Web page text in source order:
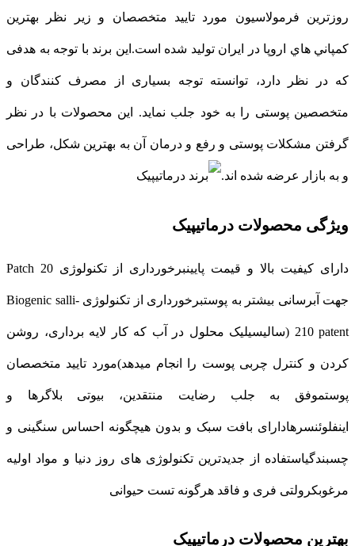
روزترين فرمولاسيون مورد تاييد متخصصان و زير نظر بهترين
كمپاني هاي اروپا در ايران توليد شده است.این برند با توجه به هدفی
که در نظر دارد، توانسته توجه بسیاری از مصرف کنندگان و
متخصصین پوستی را به خود جلب نماید. این محصولات با در نظر
گرفتن مشکلات پوستی و رفع و درمان آن به بهترین شکل، طراحی
و به بازار عرضه شده اند.
ویژگی محصولات درماتیپیک
دارای کیفیت بالا و قیمت پایینبرخورداری از تکنولوژی Patch 20
جهت آبرسانی بیشتر به پوستبرخورداری از تکنولوژی Biogenic salli-
210 patent (سالیسیلیک محلول در آب که کار لایه برداری، روشن
کردن و کنترل چربی پوست را انجام میدهد)مورد تایید متخصصان
پوستموفق به جلب رضایت منتقدین، بیوتی بلاگرها و
اینفلوئنسرهادارای بافت سبک و بدون هیچگونه احساس سنگینی و
چسبندگیاستفاده از جدیدترین تکنولوژی های روز دنیا و مواد اولیه
مرغوبکرولتی فری و فاقد هرگونه تست حیوانی
بهترین محصولات درماتیپیک